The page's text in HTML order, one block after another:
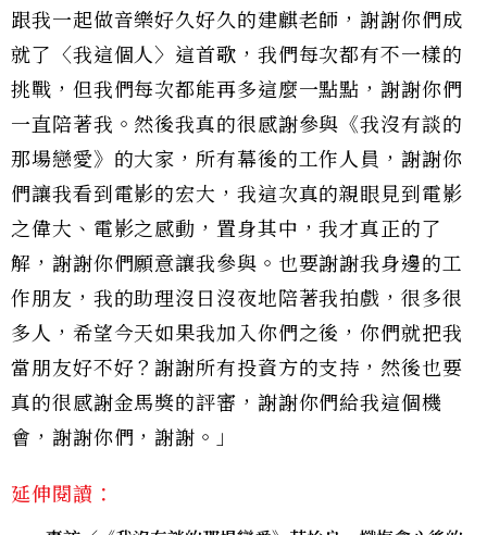
跟我一起做音樂好久好久的建麒老師，謝謝你們成
就了〈我這個人〉這首歌，我們每次都有不一樣的
挑戰，但我們每次都能再多這麼一點點，謝謝你們
一直陪著我。然後我真的很感謝參與《我沒有談的
那場戀愛》的大家，所有幕後的工作人員，謝謝你
們讓我看到電影的宏大，我這次真的親眼見到電影
之偉大、電影之感動，置身其中，我才真正的了
解，謝謝你們願意讓我參與。也要謝謝我身邊的工
作朋友，我的助理沒日沒夜地陪著我拍戲，很多很
多人，希望今天如果我加入你們之後，你們就把我
當朋友好不好？謝謝所有投資方的支持，然後也要
真的很感謝金馬獎的評審，謝謝你們給我這個機
會，謝謝你們，謝謝。」
延伸閱讀：